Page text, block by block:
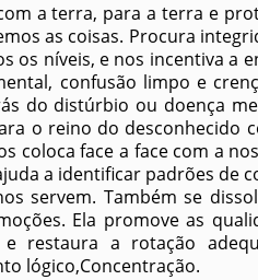
a terra, para a terra e
as coisas. Procura
os níveis, e nos incentiva a
confusão limpo e
do distúrbio ou doença
o reino do desconhecido
coloca face a face com a
a identificar padrões de
servem. Também se
Ela promove as
restaura a rotação
lógico,Concentração.